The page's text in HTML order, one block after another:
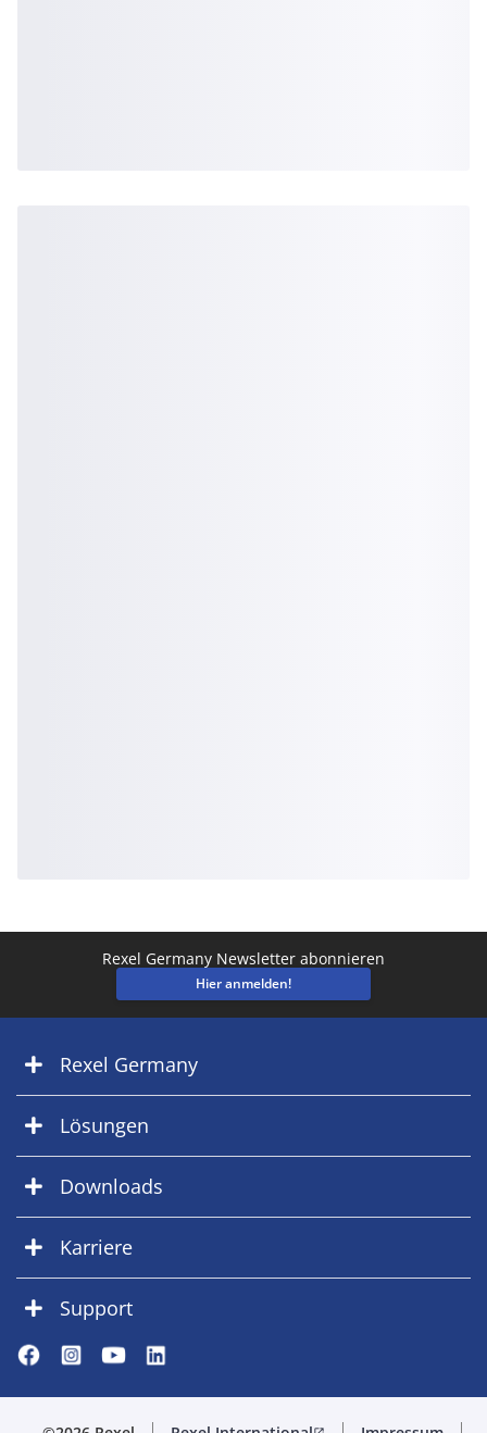
Rexel Germany Newsletter abonnieren
Hier anmelden!
Rexel Germany
Lösungen
Downloads
Karriere
Support